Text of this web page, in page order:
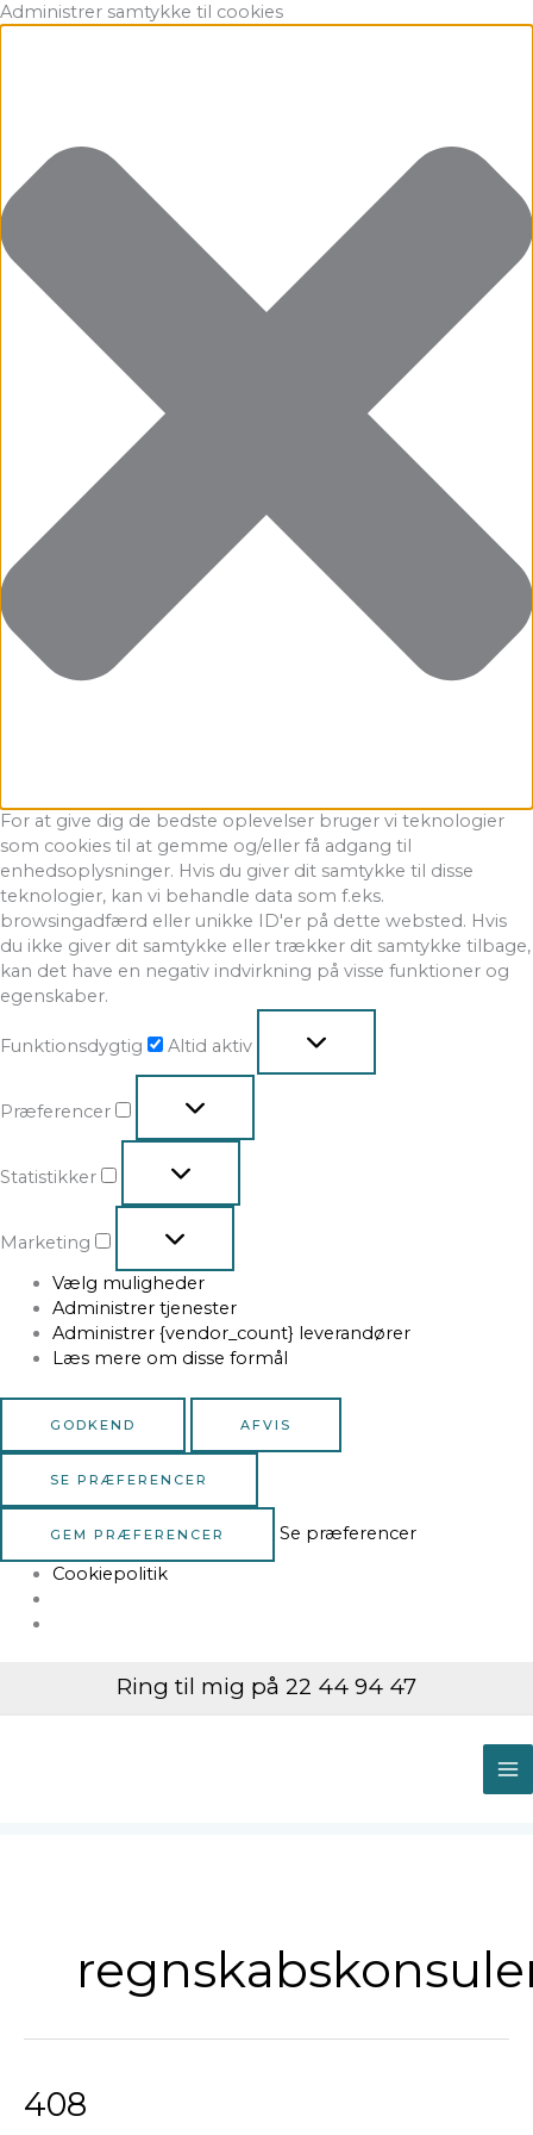
Administrer samtykke til cookies
For at give dig de bedste oplevelser bruger vi teknologier
som cookies til at gemme og/eller få adgang til
enhedsoplysninger. Hvis du giver dit samtykke til disse
teknologier, kan vi behandle data som f.eks.
browsingadfærd eller unikke ID'er på dette websted. Hvis
du ikke giver dit samtykke eller trækker dit samtykke tilbage,
kan det have en negativ indvirkning på visse funktioner og
egenskaber.
Funktionsdygtig
Funktionsdygtig
Altid aktiv
Præferencer
Præferencer
Statistikker
Statistikker
Marketing
Marketing
Vælg muligheder
Administrer tjenester
Administrer {vendor_count} leverandører
Læs mere om disse formål
GODKEND AFVIS
SE PRÆFERENCER
GEM PRÆFERENCER
Se præferencer
Cookiepolitik
Gå
til
Ring til mig på 22 44 94 47
408
408